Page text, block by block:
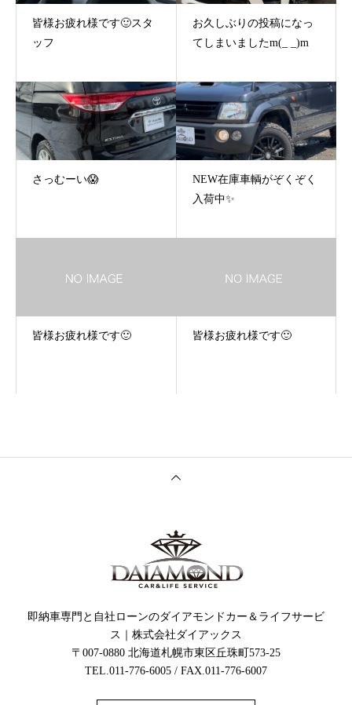
皆様お疲れ様です🙂スタ
ッフ
お久しぶりの投稿になっ
てしまいましたm(_ _)m
さっむーい😱
NEW在庫車輌がぞくぞく
入荷中✨
皆様お疲れ様です🙂 皆様お疲れ様です🙂
即納車専門と自社ローンのダイアモンドカー＆ライフサービ
ス｜株式会社ダイアックス
〒007-0880 北海道札幌市東区丘珠町573-25
TEL.011-776-6005 / FAX.011-776-6007